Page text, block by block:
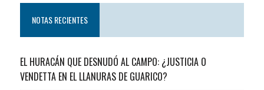
NOTAS RECIENTES
EL HURACÁN QUE DESNUDÓ AL CAMPO: ¿JUSTICIA O
VENDETTA EN EL LLANURAS DE GUARICO?